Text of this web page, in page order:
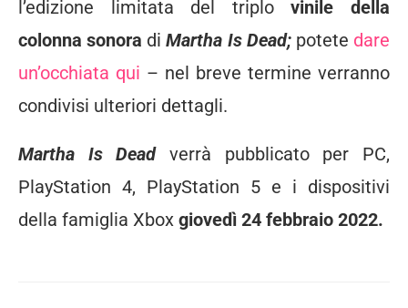
l’edizione limitata del triplovinile della
colonna sonora diMartha Is Dead;potete dare
un’occhiata qui – nel breve termine verranno
condivisi ulteriori dettagli.
Martha Is Deadverrà pubblicato per PC,
PlayStation 4, PlayStation 5 e i dispositivi
della famiglia Xbox giovedì 24 febbraio 2022.